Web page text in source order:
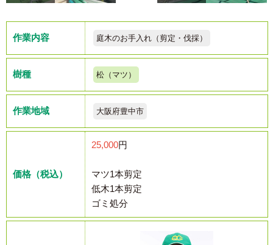
作業内容 庭木のお手入れ（剪定・伐採）
樹種 松（マツ）
作業地域 大阪府豊中市
価格（税込）
25,000円
マツ1本剪定
低木1本剪定
ゴミ処分